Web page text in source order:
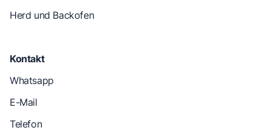
Herd und Backofen
Kontakt
Whatsapp
E-Mail
Telefon